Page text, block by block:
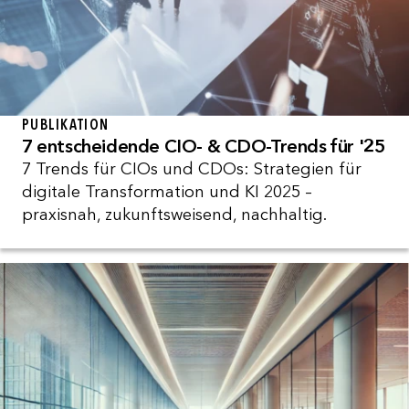
PUBLIKATION
7 entscheidende CIO- & CDO-Trends für '25
7 Trends für CIOs und CDOs: Strategien für
digitale Transformation und KI 2025 –
praxisnah, zukunftsweisend, nachhaltig.